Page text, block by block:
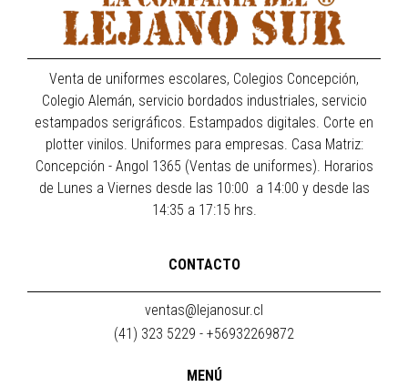
Venta de uniformes escolares, Colegios Concepción,
Colegio Alemán, servicio bordados industriales, servicio
estampados serigráficos. Estampados digitales. Corte en
plotter vinilos. Uniformes para empresas. Casa Matriz:
Concepción - Angol 1365 (Ventas de uniformes). Horarios
de Lunes a Viernes desde las 10:00 a 14:00 y desde las
14:35 a 17:15 hrs.
CONTACTO
ventas@lejanosur.cl
(41) 323 5229 - +56932269872
MENÚ